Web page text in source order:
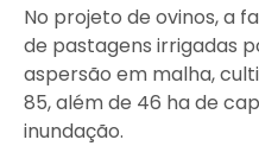
No projeto de ovinos, a
de pastagens irrigadas
aspersão em malha,
85, além de 46 ha de
inundação.